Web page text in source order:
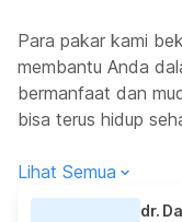
Para pakar kami
membantu Anda
bermanfaat dan
bisa terus hidup
Lihat Semua
dr.